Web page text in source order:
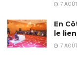
7
En
le
7